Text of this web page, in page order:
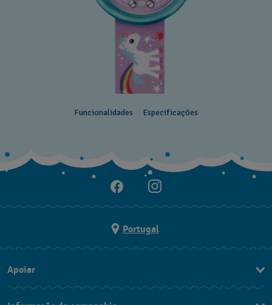
Funcionalidades Especificações
Portugal
Apoiar